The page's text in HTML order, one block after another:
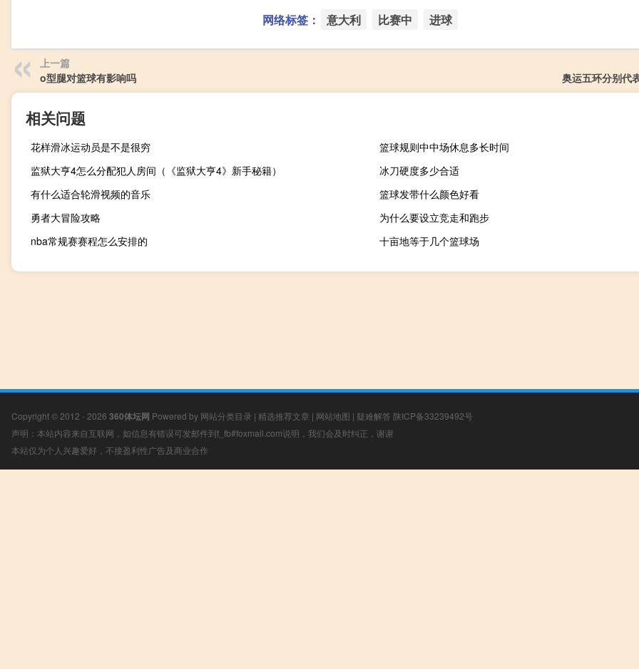
网络标签： 意大利 比赛中 进球
上一篇
o型腿对篮球有影响吗
奥运五环分别代
相关问题
花样滑冰运动员是不是很穷
篮球规则中中场休息多长时间
监狱大亨4怎么分配犯人房间（《监狱大亨4》新手秘籍）
冰刀硬度多少合适
有什么适合轮滑视频的音乐
篮球发带什么颜色好看
勇者大冒险攻略
为什么要设立竞走和跑步
nba常规赛赛程怎么安排的
十亩地等于几个篮球场
Copyright © 2012 - 2026 360体坛网 Powered by 网站分类目录 | 精选推荐文章 | 网站地图 | 疑难解答 陕ICP备33239492号
声明：本站内容来自互联网，如信息有错误可发邮件到f_fb#foxmail.com说明，我们会及时纠正，谢谢
本站仅为个人兴趣爱好，不接盈利性广告及商业合作